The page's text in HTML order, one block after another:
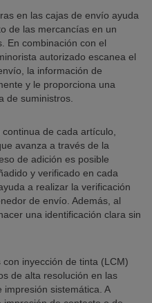
en las cajas de envío ayuda
de las mercancías en un
En combinación con el
autorizado escanea el
la información de
y le proporciona una
de suministros.
de cada artículo,
avanza a través de la
de adición es posible
y verificado en cada
a realizar la verificación
de envío. Además, al
una identificación clara sin
inyección de tinta (LCM)
de alta resolución en las
sistemática. A